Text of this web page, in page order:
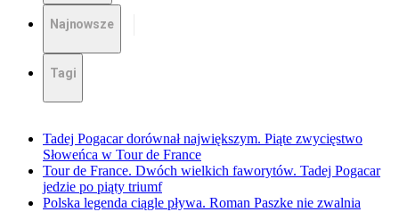
Najnowsze
Tagi
Tadej Pogacar dorównał największym. Piąte zwycięstwo
Słoweńca w Tour de France
Tour de France. Dwóch wielkich faworytów. Tadej Pogacar
jedzie po piąty triumf
Polska legenda ciągle pływa. Roman Paszke nie zwalnia